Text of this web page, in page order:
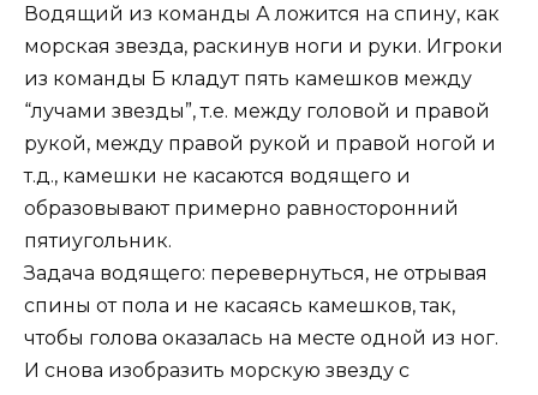
Водящий из команды А ложится на спину, как
морская звезда, раскинув ноги и руки. Игроки
из команды Б кладут пять камешков между
“лучами звезды”, т.е. между головой и правой
рукой, между правой рукой и правой ногой и
т.д., камешки не касаются водящего и
образовывают примерно равносторонний
пятиугольник.
Задача водящего: перевернуться, не отрывая
спины от пола и не касаясь камешков, так,
чтобы голова оказалась на месте одной из ног.
И снова изобразить морскую звезду с